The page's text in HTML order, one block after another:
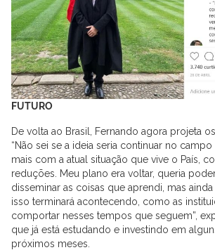
FUTURO
De volta ao Brasil, Fernando agora projeta
“Não sei se a ideia seria continuar no
mais com a atual situação que vive o País,
reduções. Meu plano era voltar, queria
disseminar as coisas que aprendi, mas
isso terminará acontecendo, como as
comportar nesses tempos que seguem”,
que já está estudando e investindo em
próximos meses.